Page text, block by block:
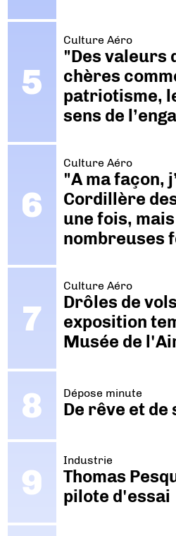
Culture Aéro
"Des valeurs
chères
patriotisme,
sens de
Culture Aéro
"A ma façon,
Cordillère
une fois,
nombreuses
Culture Aéro
Drôles de
exposition
Musée de
Dépose minute
De rêve et de
Industrie
Thomas
pilote d'essai